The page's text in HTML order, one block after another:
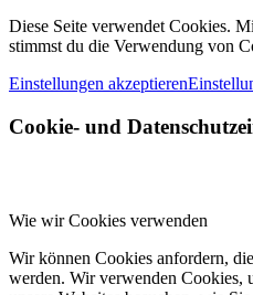
Diese Seite verwendet Cookies.
stimmst du die Verwendung von
Einstellungen akzeptieren
Cookie- und
Wie wir Cookies verwenden
Wir können Cookies anfordern,
werden. Wir verwenden Cookies,